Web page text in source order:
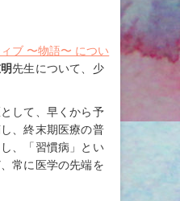
ブ 〜物語〜 につい
先生について、少
して、早くから予
、終末期医療の普
、「習慣病」とい
常に医学の先端を